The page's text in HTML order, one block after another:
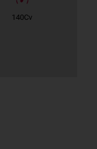
140Cv